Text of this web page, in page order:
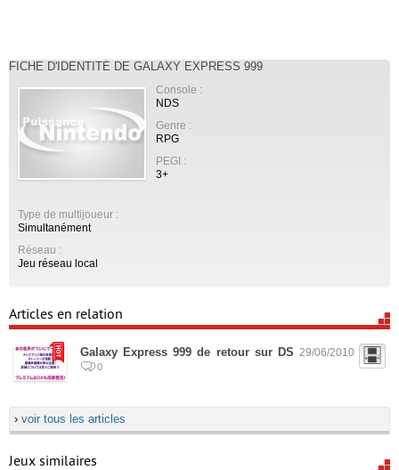
FICHE D'IDENTITÉ DE GALAXY EXPRESS 999
Console :
NDS
Genre :
RPG
PEGI :
3+
Type de multijoueur :
Simultanément
Réseau :
Jeu réseau local
Articles en relation
Galaxy Express 999 de retour sur DS 29/06/2010
0
› voir tous les articles
Jeux similaires